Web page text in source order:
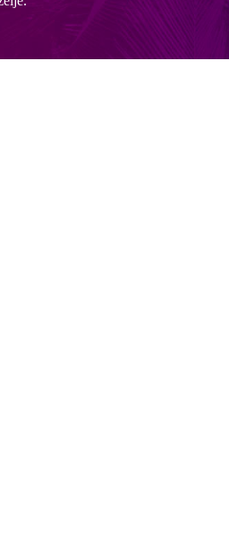
térítés ellenében) és
vendégei számára ingyenes.
vagy korlátozásokkal kínálnak a
(júniustól szeptemberig)
(júniustól szeptemberig)
(júniustól szeptemberig)
(júniustól szeptemberig)
(júniustól szeptemberig)